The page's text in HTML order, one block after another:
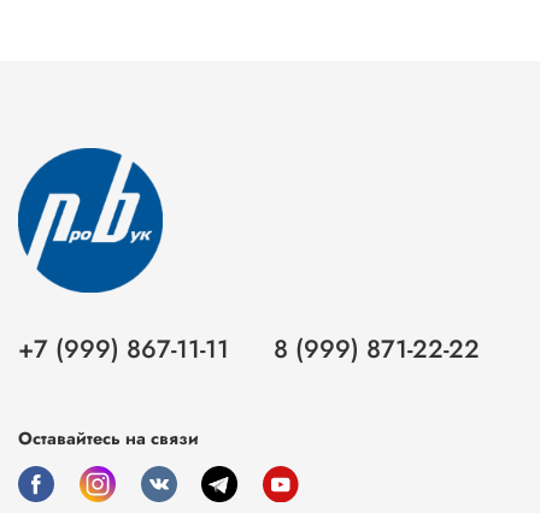
+7 (999) 867-11-11 8 (999) 871-22-22
Оставайтесь на связи